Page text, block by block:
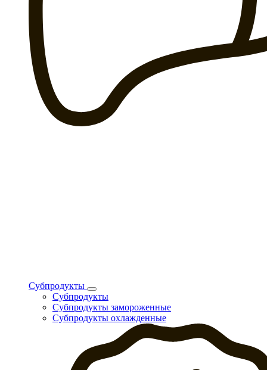
Субпродукты
Субпродукты
Субпродукты замороженные
Субпродукты охлажденные